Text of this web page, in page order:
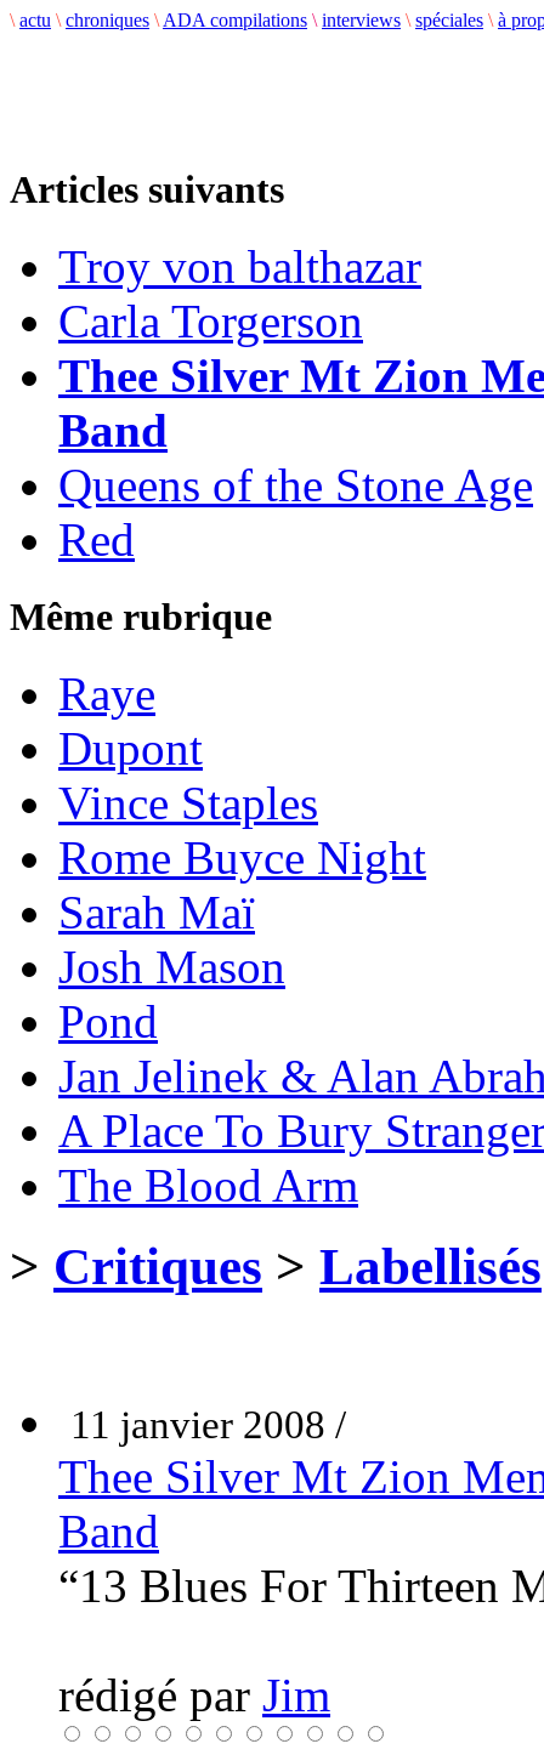
\ actu \ chroniques \ ADA compilations \ interviews \ spéciales \ à
Articles suivants
Troy von balthazar
Carla Torgerson
Thee Silver Mt Zion
Band
Queens of the Stone Age
Red
Même rubrique
Raye
Dupont
Vince Staples
Rome Buyce Night
Sarah Maï
Josh Mason
Pond
Jan Jelinek & Alan
A Place To Bury
The Blood Arm
> Critiques > Labellisés
11 janvier 2008 /
Thee Silver Mt Zion
Band
“13 Blues For Thirteen
rédigé par Jim